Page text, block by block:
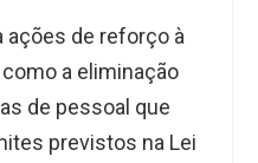
ações de reforço à
a eliminação
de pessoal que
previstos na Lei